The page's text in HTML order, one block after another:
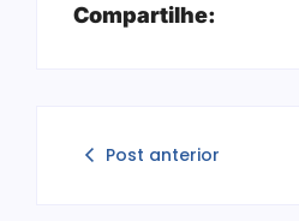
Compartilhe:
Post anterior